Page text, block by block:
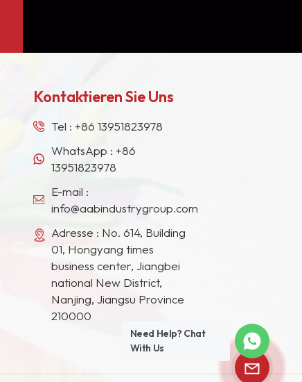
Kontaktieren Sie Uns
Tel :+86 13951823978
WhatsApp :+86
13951823978
E-mail :
info@aabindustrygroup.com
Adresse : No. 614, Building
01, Hongyang times
business center, Jiangbei
national New District,
Nanjing, Jiangsu Province
210000
Need Help? Chat
With Us